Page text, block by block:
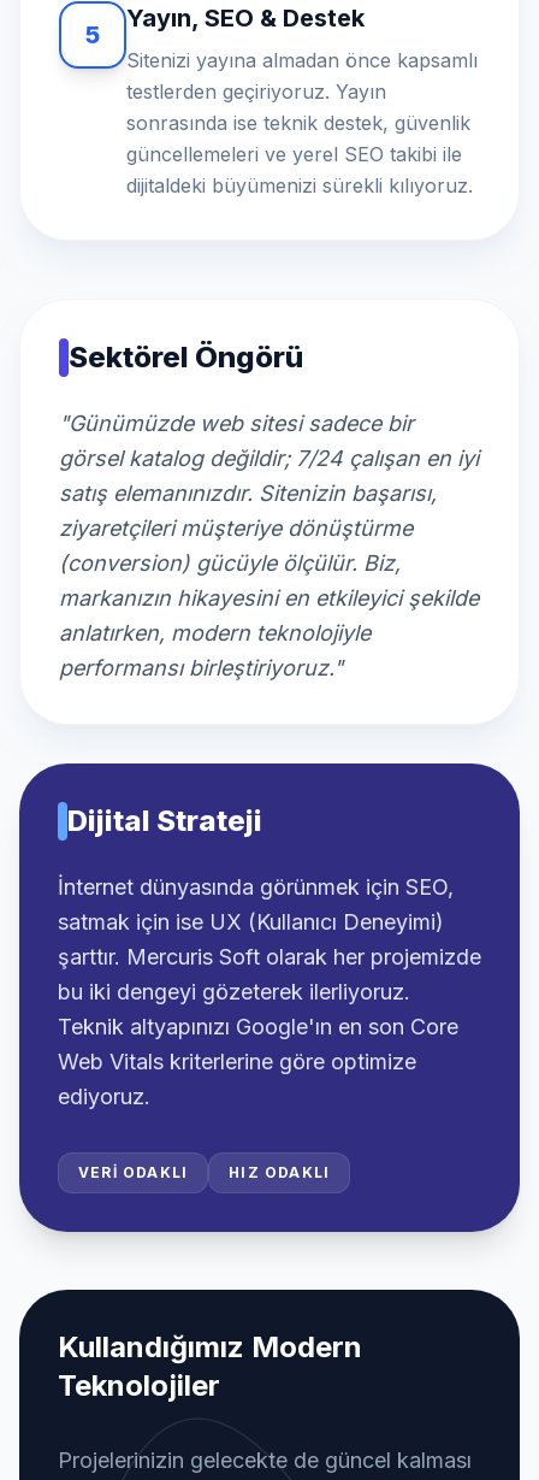
5
Yayın, SEO & Destek
Sitenizi yayına almadan önce kapsamlı
testlerden geçiriyoruz. Yayın
sonrasında ise teknik destek, güvenlik
güncellemeleri ve yerel SEO takibi ile
dijitaldeki büyümenizi sürekli kılıyoruz.
Sektörel Öngörü
"Günümüzde web sitesi sadece bir
görsel katalog değildir; 7/24 çalışan en iyi
satış elemanınızdır. Sitenizin başarısı,
ziyaretçileri müşteriye dönüştürme
(conversion) gücüyle ölçülür. Biz,
markanızın hikayesini en etkileyici şekilde
anlatırken, modern teknolojiyle
performansı birleştiriyoruz."
Dijital Strateji
İnternet dünyasında görünmek için SEO,
satmak için ise UX (Kullanıcı Deneyimi)
şarttır. Mercuris Soft olarak her projemizde
bu iki dengeyi gözeterek ilerliyoruz.
Teknik altyapınızı Google'ın en son Core
Web Vitals kriterlerine göre optimize
ediyoruz.
VERI ODAKLI HIZ ODAKLI
Kullandığımız Modern
Teknolojiler
Projelerinizin gelecekte de güncel kalması